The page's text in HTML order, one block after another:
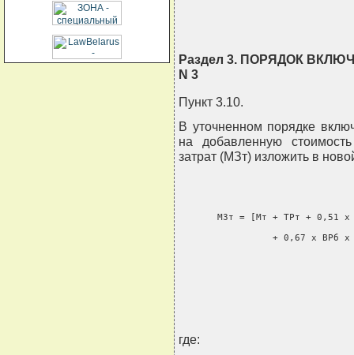
Раздел 3. ПОРЯДОК
N 3
Пункт 3.10.
В уточненном порядке
на добавленную
затрат (МЗт) изложить в
МЗт = [Мт + ТРт + 0,51
+ 0,67 х ВРб
где: